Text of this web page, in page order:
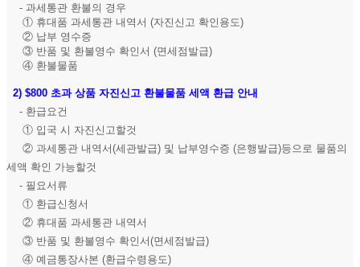
- 과세통관 환불의 경우
① 휴대품 과세통관 내역서 (자진신고 확인용도)
② 납부 영수증
③ 반품 및 환불영수 확인서 (면세점발급)
④ 환불물품
2) $800 초과 상품 자진신고 환불물품 세액 환급 안내
- 환급요건
① 입국 시 자진신고할것
② 과세통관 내역서(세관발급) 및 납부영수증 (은행발급)등으로 물품의
세액 확인 가능할것
- 필요서류
① 환급신청서
② 휴대품 과세통관 내역서
③ 반품 및 환불영수 확인서(면세점발급)
④ 예금통장사본 (환급수령용도)